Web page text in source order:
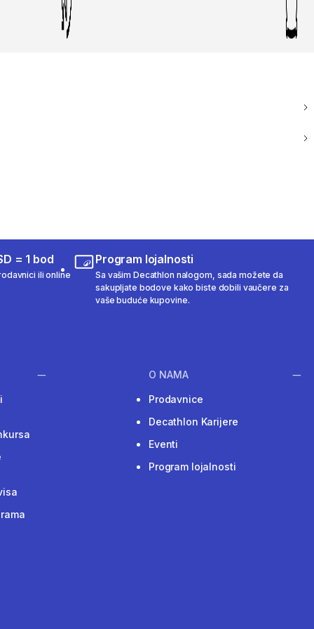
= 1 bod
ili online
Program lojalnosti
Sa vašim Decathlon nalogom, sada možete da
sakupljate bodove kako biste dobili vaučere za
vaše buduće kupovine.
O NAMA
Prodavnice
Decathlon Karijere
Eventi
Program lojalnosti